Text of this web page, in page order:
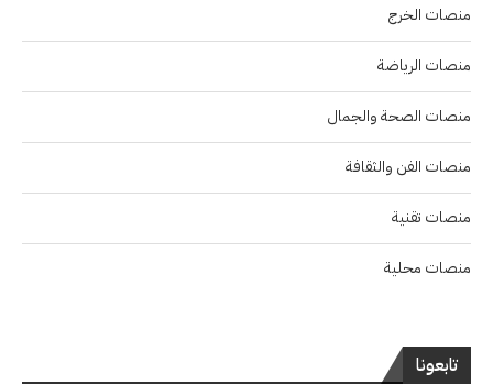
منصات الخرج
منصات الرياضة
منصات الصحة والجمال
منصات الفن والثقافة
منصات تقنية
منصات محلية
تابعونا